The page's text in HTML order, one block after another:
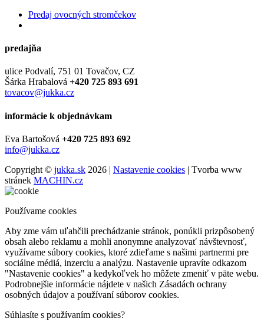
Predaj ovocných stromčekov
predajňa
ulice Podvalí, 751 01 Tovačov, CZ
Šárka Hrabalová +420 725 893 691
tovacov@jukka.cz
informácie k objednávkam
Eva Bartošová +420 725 893 692
info@jukka.cz
Copyright © jukka.sk 2026 | Nastavenie cookies | Tvorba www
stránek MACHIN.cz
Používame cookies
Aby zme vám uľahčili prechádzanie stránok, ponúkli prizpôsobený
obsah alebo reklamu a mohli anonymne analyzovať návštevnosť,
využívame súbory cookies, ktoré zdieľame s našimi partnermi pre
sociálne médiá, inzerciu a analýzu. Nastavenie upravíte odkazom
"Nastavenie cookies" a kedykoľvek ho môžete zmeniť v päte webu.
Podrobnejšie informácie nájdete v našich Zásadách ochrany
osobných údajov a používaní súborov cookies.
Súhlasíte s používaním cookies?